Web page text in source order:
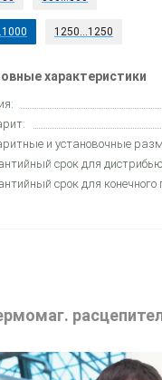
1250...1250
характеристики
и установочные
срок для
срок для